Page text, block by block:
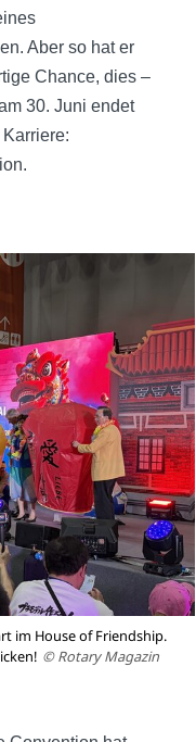
Aber so hat er
Chance, dies –
30. Juni endet
im House of Friendship.
© Rotary Magazin